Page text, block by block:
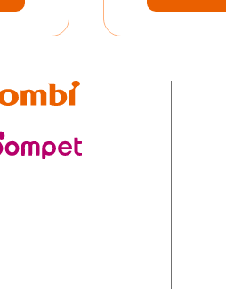
Combi